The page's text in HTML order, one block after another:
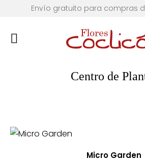
Envío gratuito para compras
Centro de
Micro Garden